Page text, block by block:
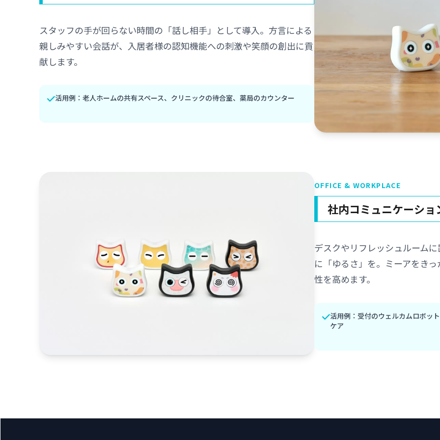
スタッフの手が回らない時間の「話し相手」として導入。方言による
親しみやすい会話が、入居者様の認知機能への刺激や笑顔の創出に貢
献します。
活用例：老人ホームの共有スペース、クリニックの待合室、薬局のカウンター
OFFICE & WORKPLACE
社内コミュニケーショ
デスクやリフレッシュルーム
に「ゆるさ」を。ミーアをき
性を高めます。
活用例：受付のウェルカムロボッ
ケア